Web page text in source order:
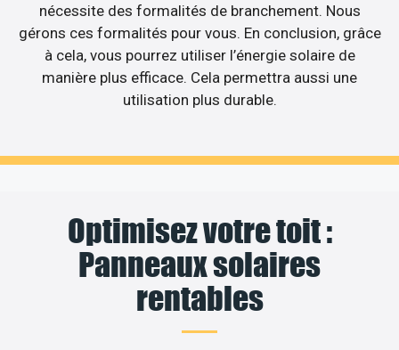
nécessite des formalités de branchement. Nous
gérons ces formalités pour vous. En conclusion, grâce
à cela, vous pourrez utiliser l’énergie solaire de
manière plus efficace. Cela permettra aussi une
utilisation plus durable.
Optimisez votre toit :
Panneaux solaires
rentables